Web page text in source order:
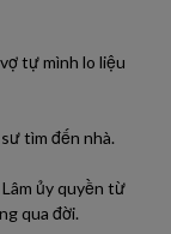
tự mình lo liệu
tìm đến nhà.
ủy quyền từ
qua đời.